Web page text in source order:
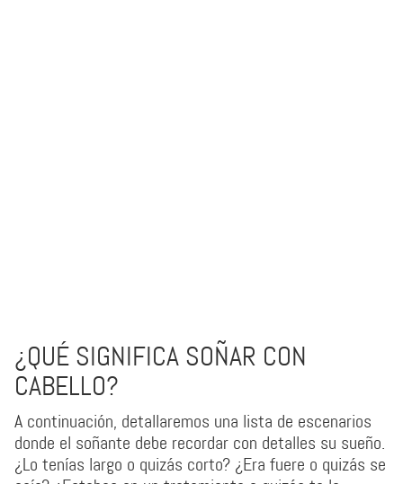
¿QUÉ SIGNIFICA SOÑAR CON
CABELLO?
A continuación, detallaremos una lista de escenarios
donde el soñante debe recordar con detalles su sueño.
¿Lo tenías largo o quizás corto? ¿Era fuere o quizás se